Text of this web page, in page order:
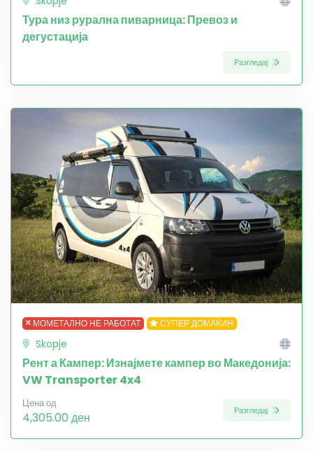
Тура низ рурална пиварница: Превоз и
дегустација
Разгледај
МОМЕТАЛНО НЕ РАБОТАТ СУПЕР ДОМАЌИН
Skopje
Рент а Кампер: Изнајмете кампер во Македонија:
VW Transporter 4x4
Цена од
4,305.00 ден Разгледај